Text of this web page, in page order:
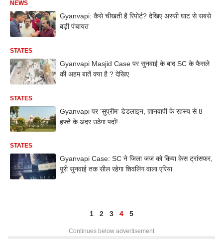
NEWS
Gyanvapi: कैसे चीखती है रिपोर्ट? देखिए अस्सी घाट से सबसे
बड़ी पंचायत
STATES
Gyanvapi Masjid Case पर सुनवाई के बाद SC के फैसले
की अहम बातें क्या है ? देखिए
STATES
Gyanvapi पर 'सुप्रीम' डेडलाइन, ज्ञानवापी के रहस्य से 8
हफ्ते के अंदर उठेगा पर्दा!
STATES
Gyanvapi Case: SC ने जिला जज को किया केस ट्रांसफर,
पूरी सुनवाई तक सील रहेगा शिवलिंग वाला एरिया
1 2 3 4 5
Continues below advertisement